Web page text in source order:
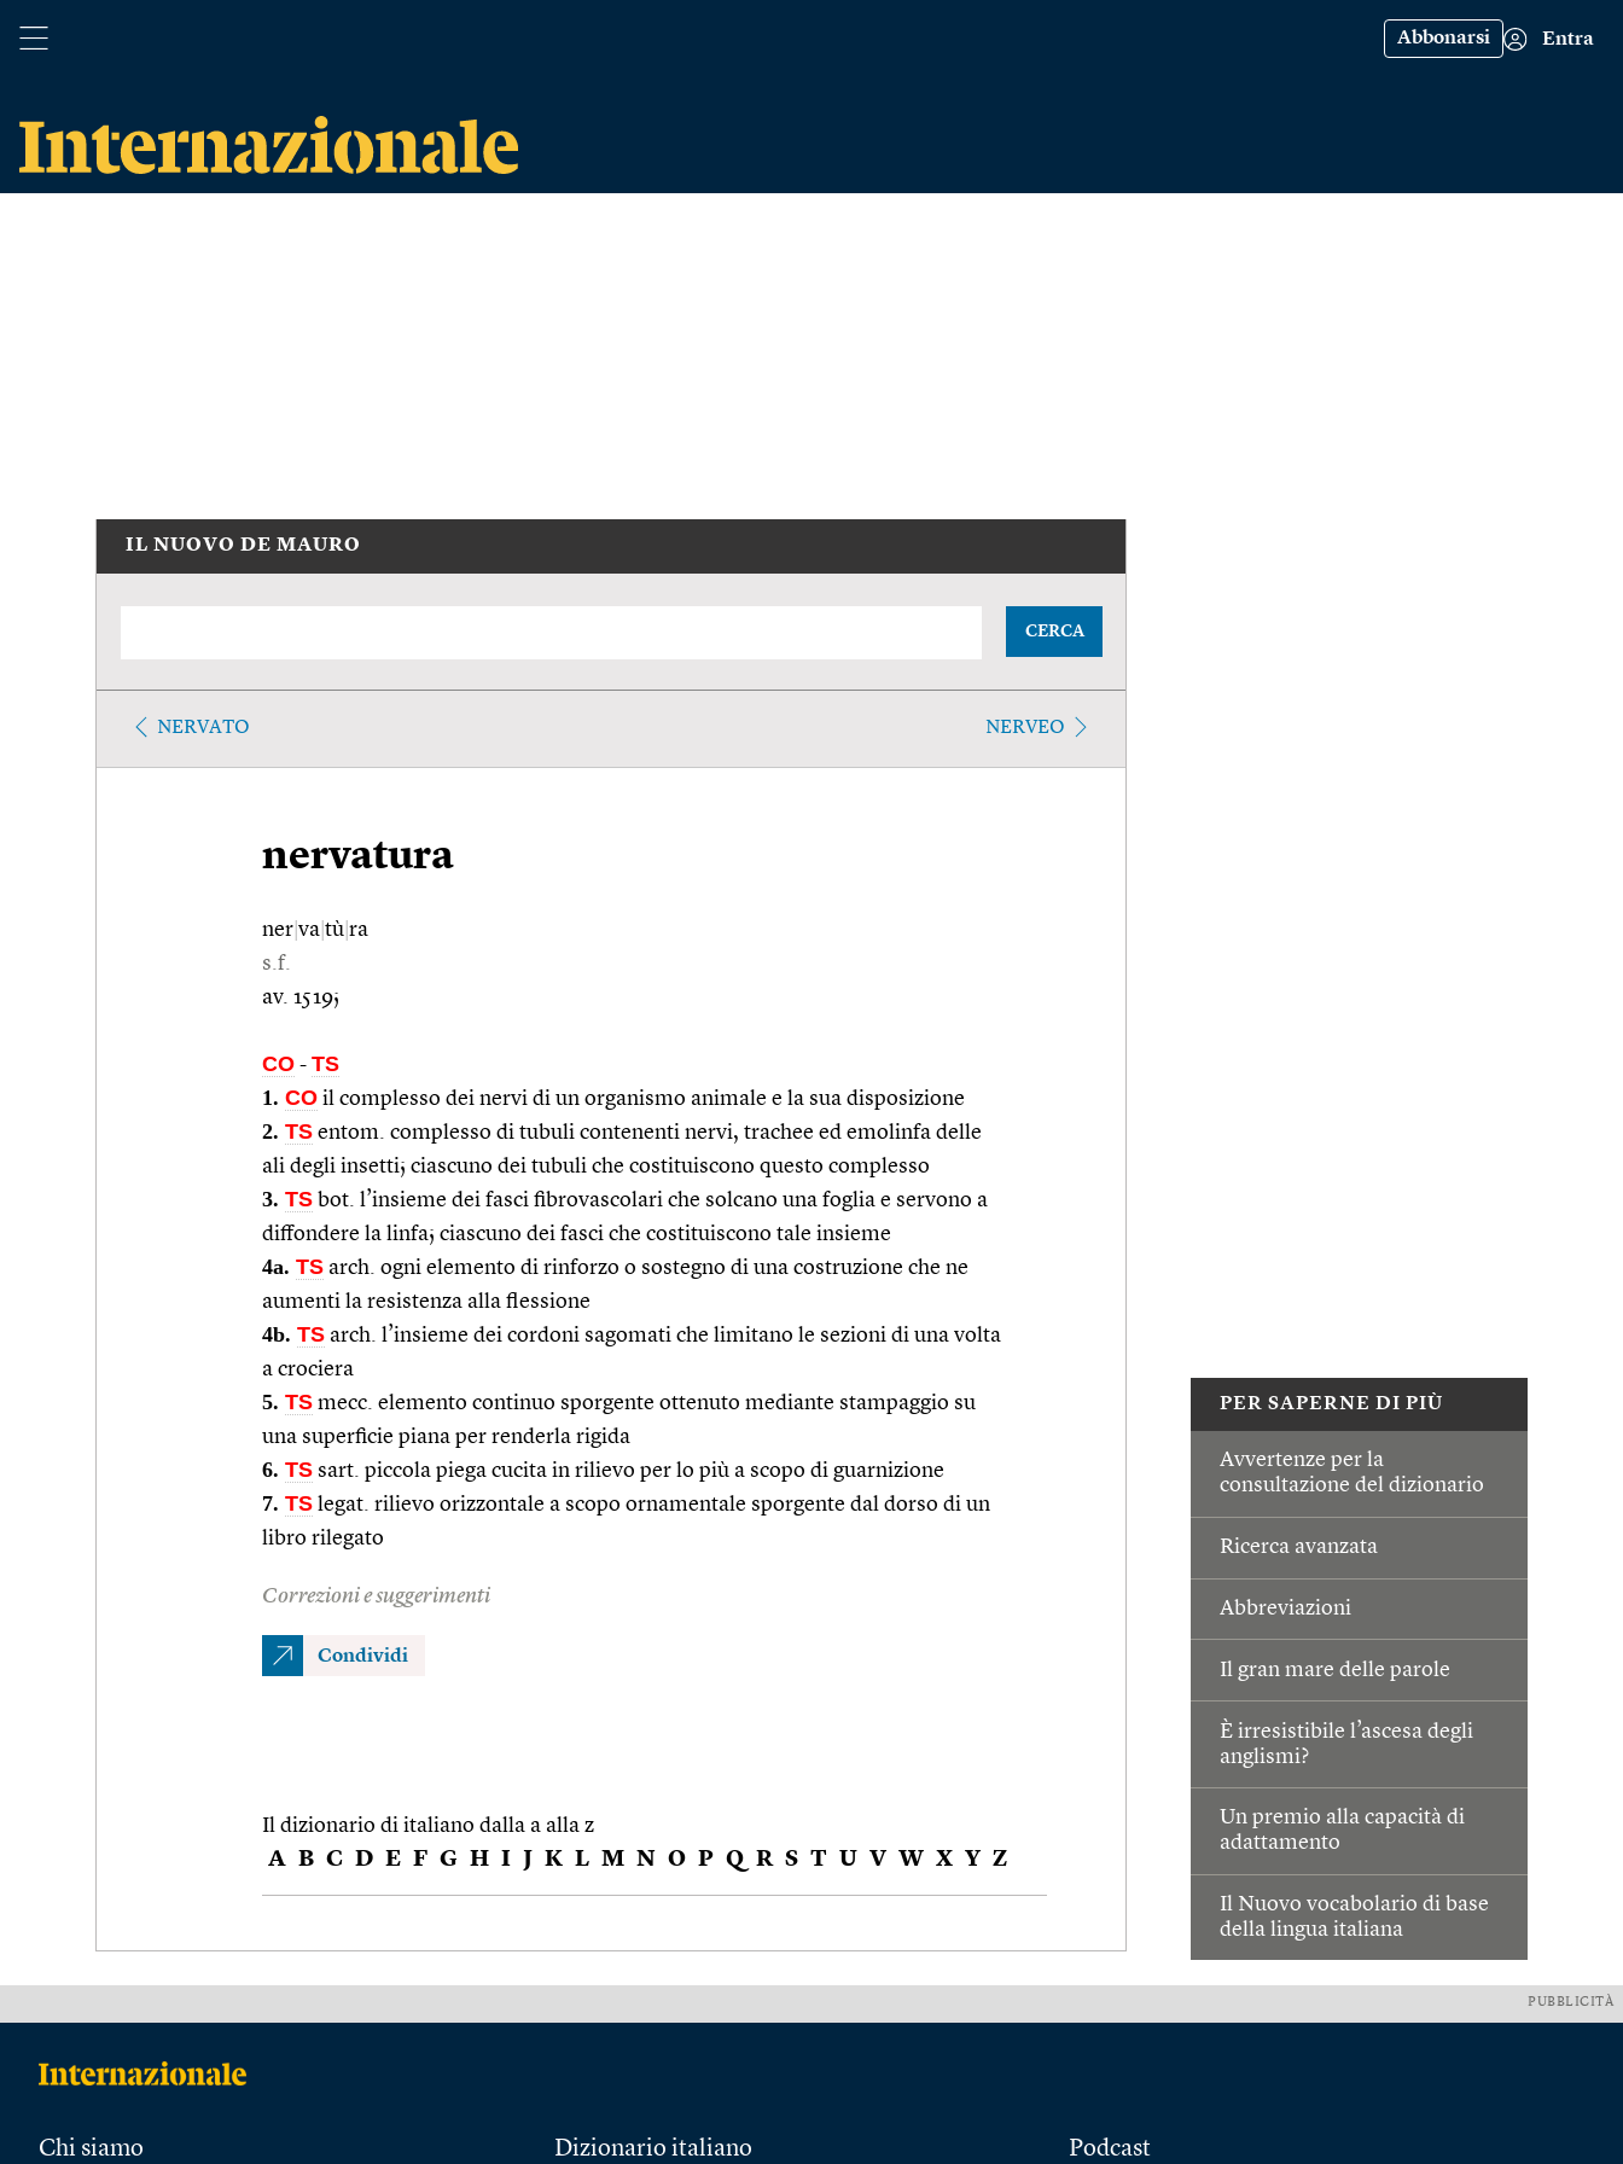
Abbonarsi Entra
PER SAPERNE DI PIÙ
Avvertenze per la
consultazione del dizionario
Ricerca avanzata
Abbreviazioni
Il gran mare delle parole
È irresistibile l’ascesa degli
anglismi?
Un premio alla capacità di
adattamento
Il Nuovo vocabolario di base
della lingua italiana
IL NUOVO DE MAURO
CERCA
NERVATO NERVEO
nervatura
ner va tù ra
s.f.
av. 1519;
CO - TS
1. CO il complesso dei nervi di un organismo animale e la sua disposizione
2. TS entom. complesso di tubuli contenenti nervi, trachee ed emolinfa delle
ali degli insetti; ciascuno dei tubuli che costituiscono questo complesso
3. TS bot. l’insieme dei fasci fibrovascolari che solcano una foglia e servono a
diffondere la linfa; ciascuno dei fasci che costituiscono tale insieme
4a. TS arch. ogni elemento di rinforzo o sostegno di una costruzione che ne
aumenti la resistenza alla flessione
4b. TS arch. l’insieme dei cordoni sagomati che limitano le sezioni di una volta
a crociera
5. TS mecc. elemento continuo sporgente ottenuto mediante stampaggio su
una superficie piana per renderla rigida
6. TS sart. piccola piega cucita in rilievo per lo più a scopo di guarnizione
7. TS legat. rilievo orizzontale a scopo ornamentale sporgente dal dorso di un
libro rilegato
Correzioni e suggerimenti
Condividi
Il dizionario di italiano dalla a alla z
A B C D E F G H I J K L M N O P Q R S T U V W X Y Z
PUBBLICITÀ
Chi siamo Dizionario italiano Podcast